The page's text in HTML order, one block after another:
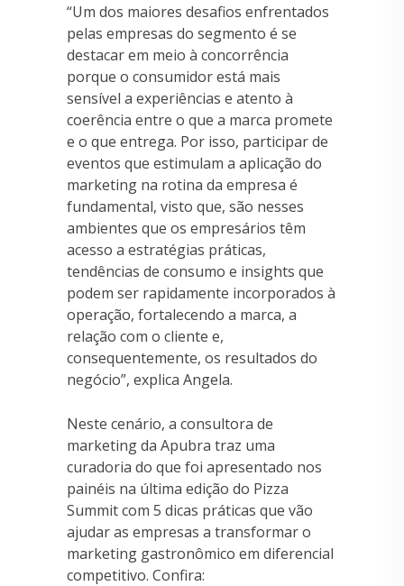
“Um dos maiores desafios enfrentados
pelas empresas do segmento é se
destacar em meio à concorrência
porque o consumidor está mais
sensível a experiências e atento à
coerência entre o que a marca promete
e o que entrega. Por isso, participar de
eventos que estimulam a aplicação do
marketing na rotina da empresa é
fundamental, visto que, são nesses
ambientes que os empresários têm
acesso a estratégias práticas,
tendências de consumo e insights que
podem ser rapidamente incorporados à
operação, fortalecendo a marca, a
relação com o cliente e,
consequentemente, os resultados do
negócio”, explica Angela.
Neste cenário, a consultora de
marketing da Apubra traz uma
curadoria do que foi apresentado nos
painéis na última edição do Pizza
Summit com 5 dicas práticas que vão
ajudar as empresas a transformar o
marketing gastronômico em diferencial
competitivo. Confira: